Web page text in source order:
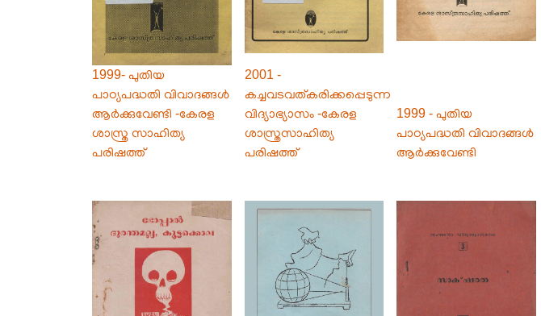
1999- പുതിയ
പാഠ്യപദ്ധതി വിവാദങ്ങൾ
ആർക്കുവേണ്ടി -കേരള
ശാസ്ത്ര സാഹിത്യ
പരിഷത്ത്
2001 -
കച്ചവടവത്കരിക്കപ്പെടുന്ന
വിദ്യാഭ്യാസം -കേരള
ശാസ്ത്രസാഹിത്യ
പരിഷത്ത്
1999 - പുതിയ
പാഠ്യപദ്ധതി വിവാദങ്ങൾ
ആർക്കുവേണ്ടി